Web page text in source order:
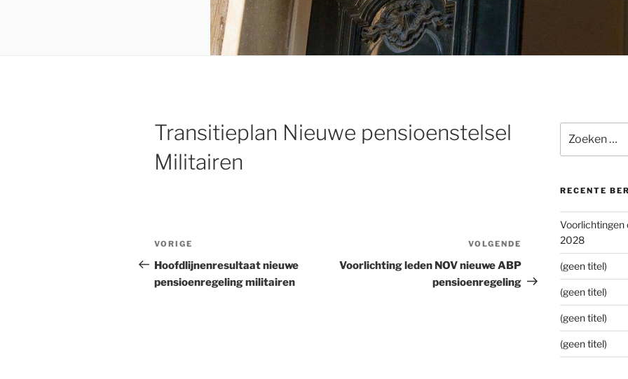
Transitieplan Nieuwe pensioenstelsel
Militairen
Bericht
navigatie
Vorig
bericht
VORIGE
Hoofdlijnenresultaat nieuwe
pensioenregeling militairen
Volgend
bericht
VOLGENDE
Voorlichting leden NOV nieuwe ABP
pensioenregeling
naar:
RECENTE
Voorlichtingen
2028
(geen titel)
(geen titel)
(geen titel)
(geen titel)